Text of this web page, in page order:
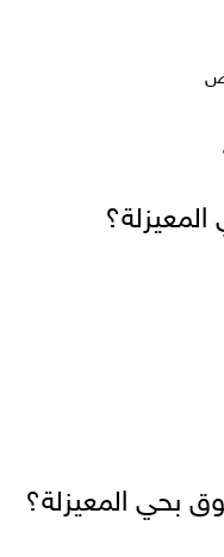
بحي المعيزلة؟